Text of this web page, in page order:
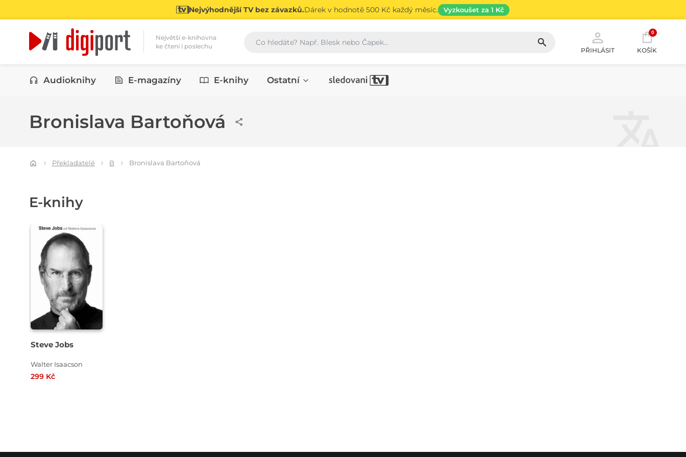
Nejvýhodnější TV bez závazků.Dárek v hodnotě 500 Kč každý měsíc. Vyzkoušet za 1 Kč
Největší e-knihovna
ke čtení i poslechu
Vyhledávání
PŘIHLÁSIT
0
KOŠÍK
Kategorie
Audioknihy E-magazíny E-knihy Ostatní
Bronislava Bartoňová
Překladatelé B Bronislava Bartoňová
E-knihy
Steve Jobs
Walter Isaacson
299 Kč